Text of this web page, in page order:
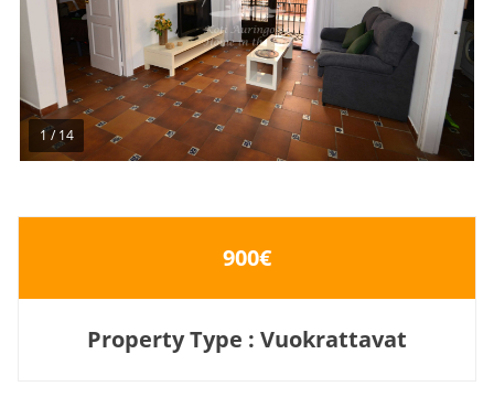
1/14
900€
Property Type : Vuokrattavat